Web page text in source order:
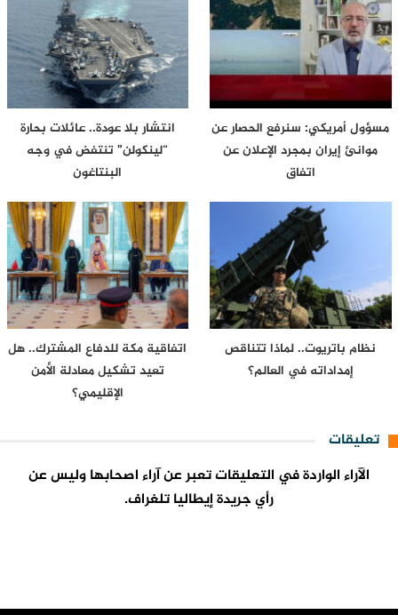
مسؤول أمريكي: سنرفع الحصار عن
موانئ إيران بمجرد الإعلان عن
اتفاق
انتشار بلا عودة.. عائلات بحارة
“لينكولن” تنتفض في وجه
البنتاغون
نظام باتريوت.. لماذا تتناقص
إمداداته في العالم؟
اتفاقية مكة للدفاع المشترك.. هل
تعيد تشكيل معادلة الأمن
الإقليمي؟
تعليقات
الآراء الواردة في التعليقات تعبر عن آراء اصحابها وليس عن
رأي جريدة إيطاليا تلغراف.